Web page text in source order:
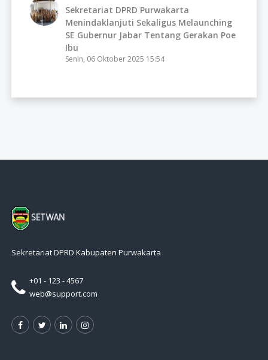
Sekretariat DPRD Purwakarta
Menindaklanjuti Sekaligus Melaunching
SE Gubernur Jabar Tentang Gerakan Poe
Ibu
Senin, 06 Oktober 2025 15:54
Sekretariat DPRD Kabupaten Purwakarta
+01 - 123 - 4567
web@support.com